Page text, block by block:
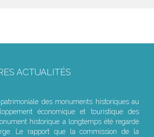
ACTUALITÉS
des monuments historiques au
économique et touristique des
historique a longtemps été regardé
Le rapport que la commission de la